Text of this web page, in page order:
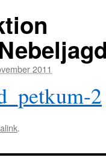
2011
2
.